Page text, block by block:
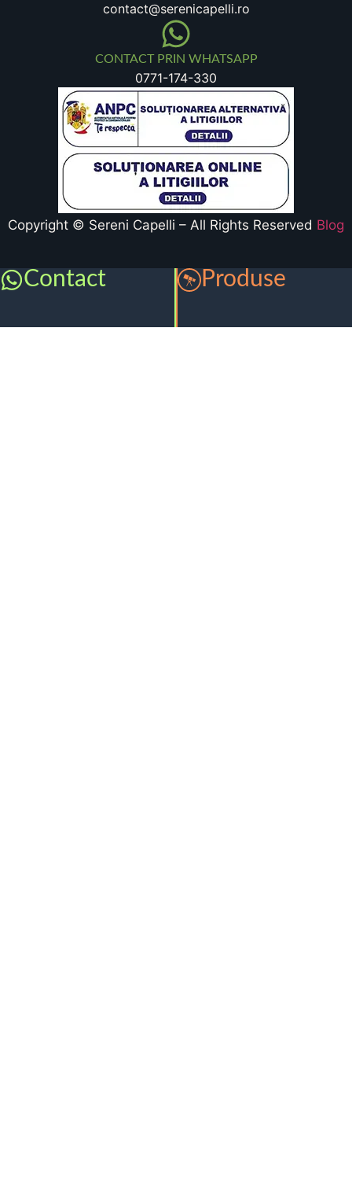
contact@serenicapelli.ro
CONTACT PRIN WHATSAPP
0771-174-330
Copyright © Sereni Capelli – All Rights Reserved Blog
Contact Produse